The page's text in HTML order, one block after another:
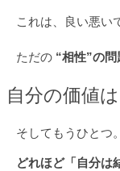
これは、良い悪い
ただの “相性”の問
自分の価値
そしてもうひとつ。
どれほど「自分は